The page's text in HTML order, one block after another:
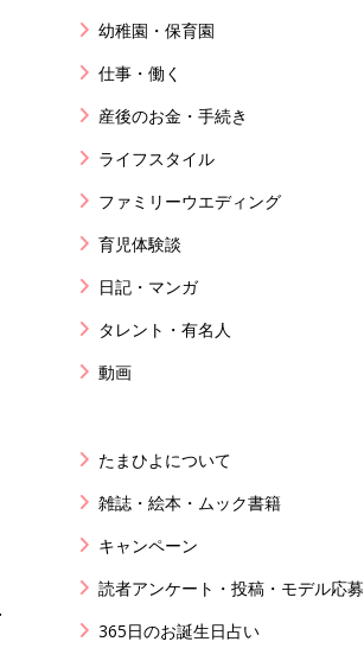
幼稚園・保育園
仕事・働く
産後のお金・手続き
ライフスタイル
ファミリーウエディング
育児体験談
日記・マンガ
タレント・有名人
動画
たまひよについて
雑誌・絵本・ムック書籍
キャンペーン
読者アンケート・投稿・モデル応募
365日のお誕生日占い